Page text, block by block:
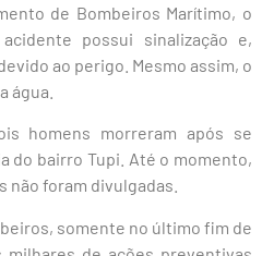
de Bombeiros Marítimo, o
possui sinalização e,
ao perigo. Mesmo assim, o
água.
homens morreram após se
do bairro Tupi. Até o momento,
não foram divulgadas.
, somente no último fim de